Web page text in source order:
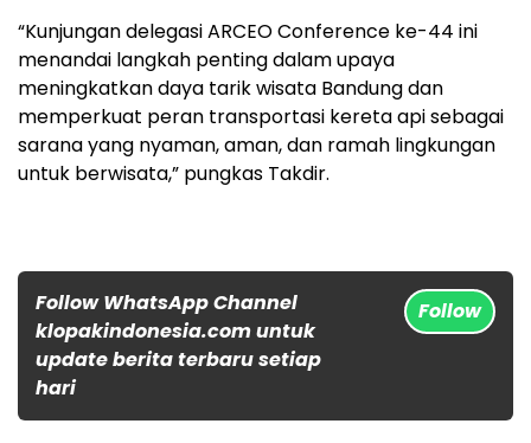
“Kunjungan delegasi ARCEO Conference ke-44 ini
menandai langkah penting dalam upaya
meningkatkan daya tarik wisata Bandung dan
memperkuat peran transportasi kereta api sebagai
sarana yang nyaman, aman, dan ramah lingkungan
untuk berwisata,” pungkas Takdir.
Follow WhatsApp Channel
klopakindonesia.com untuk
update berita terbaru setiap
hari
Follow